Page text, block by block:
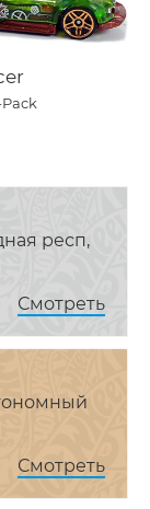
респ,
Смотреть
Смотреть